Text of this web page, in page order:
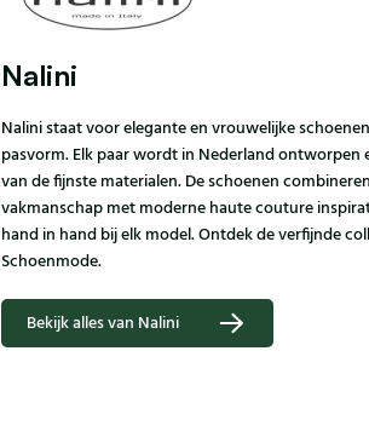
Nalini
Nalini staat voor elegante en vrouwelijke
pasvorm. Elk paar wordt in Nederland ontworpen
van de fijnste materialen. De schoenen
vakmanschap met moderne haute couture
hand in hand bij elk model. Ontdek de verfijnde
Schoenmode.
Bekijk alles van Nalini